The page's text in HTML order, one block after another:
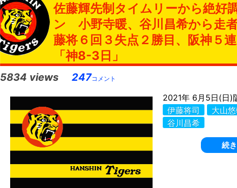
佐藤輝先制タイムリーから絶好
ン 小野寺暖、谷川昌希から走
藤将６回３失点２勝目、阪神５
「神8-3日」
5834 views 247コメント
2021年 6月5日(日
伊藤将司
大山
谷川昌希
続